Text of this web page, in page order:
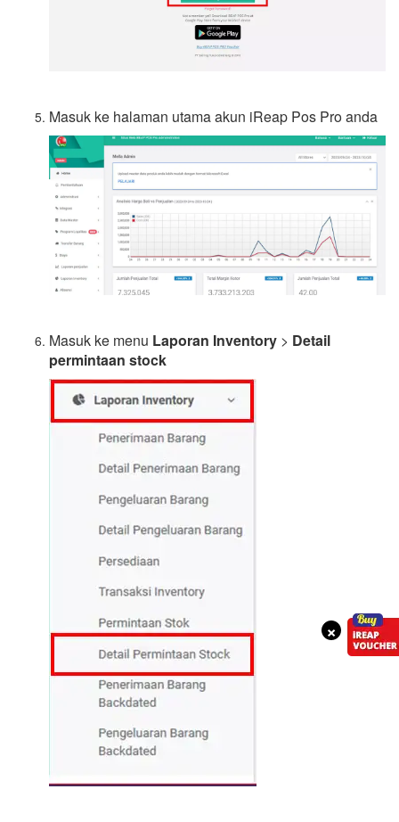
×
Masuk ke halaman utama akun iReap Pos Pro anda
Masuk ke menu Laporan Inventory > Detail
permintaan stock